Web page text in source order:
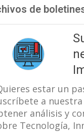
de
estar un
a
análisis y
Tecnología,